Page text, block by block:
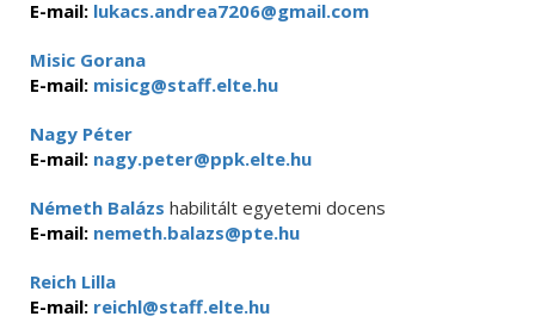
E-mail: lukacs.andrea7206@gmail.com
Misic Gorana
E-mail: misicg@staff.elte.hu
Nagy Péter
E-mail: nagy.peter@ppk.elte.hu
Németh Balázs habilitált egyetemi docens
E-mail: nemeth.balazs@pte.hu
Reich Lilla
E-mail: reichl@staff.elte.hu